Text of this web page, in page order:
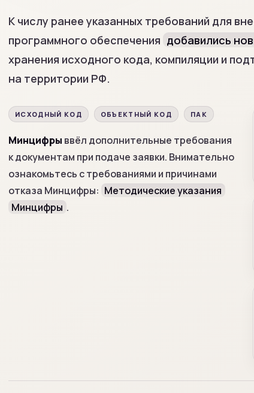
К числу ранее указанных требований для
программного обеспечения добавились
хранения исходного кода, компиляции и
на территории РФ.
ИСХОДНЫЙ КОД ОБЪЕКТНЫЙ КОД ПАК
Минцифры ввёл дополнительные требования
к документам при подаче заявки. Внимательно
ознакомьтесь с требованиями и причинами
отказа Минцифры: Методические указания
Минцифры .